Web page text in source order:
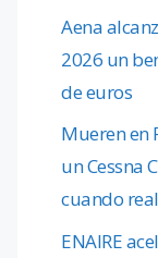
Aena
2026 un
de euros
Mueren en
un Cessna
cuando
ENAIRE